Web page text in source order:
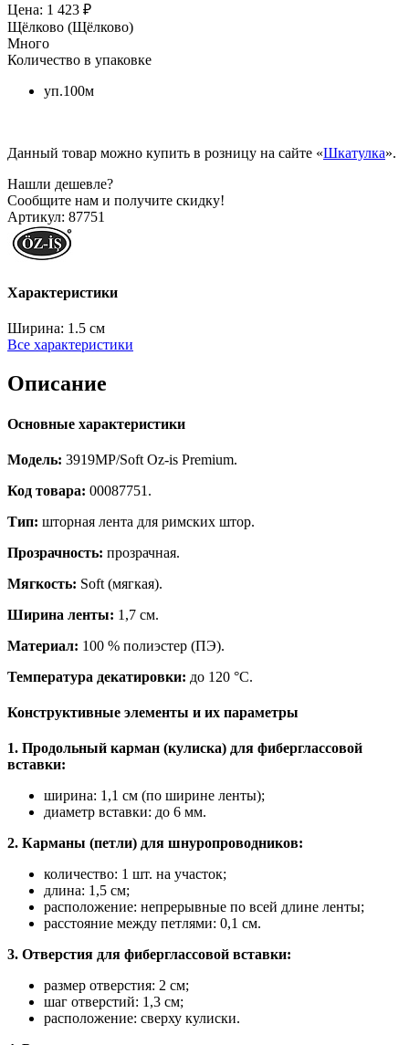
Цена: 1 423 ₽
Щёлково (Щёлково)
Много
Количество в упаковке
уп.100м
Данный товар можно купить в розницу на сайте «Шкатулка».
Нашли дешевле?
Сообщите нам и получите скидку!
Артикул: 87751
Характеристики
Ширина: 1.5 см
Все характеристики
Описание
Основные характеристики
Модель: 3919MP/Soft Oz-is Premium.
Код товара: 00087751.
Тип: шторная лента для римских штор.
Прозрачность: прозрачная.
Мягкость: Soft (мягкая).
Ширина ленты: 1,7 см.
Материал: 100 % полиэстер (ПЭ).
Температура декатировки: до 120 °C.
Конструктивные элементы и их параметры
1. Продольный карман (кулиска) для фиберглассовой
вставки:
ширина: 1,1 см (по ширине ленты);
диаметр вставки: до 6 мм.
2. Карманы (петли) для шнуропроводников:
количество: 1 шт. на участок;
длина: 1,5 см;
расположение: непрерывные по всей длине ленты;
расстояние между петлями: 0,1 см.
3. Отверстия для фиберглассовой вставки:
размер отверстия: 2 см;
шаг отверстий: 1,3 см;
расположение: сверху кулиски.